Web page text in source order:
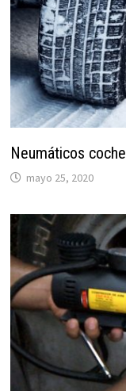
Neumáticos coche
mayo 25, 2020